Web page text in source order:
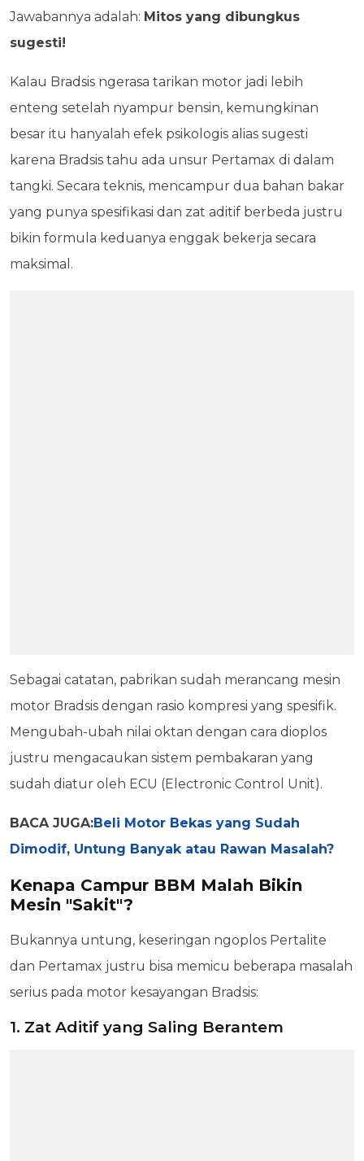
Jawabannya adalah: Mitos yang dibungkus
sugesti!
Kalau Bradsis ngerasa tarikan motor jadi lebih
enteng setelah nyampur bensin, kemungkinan
besar itu hanyalah efek psikologis alias sugesti
karena Bradsis tahu ada unsur Pertamax di dalam
tangki. Secara teknis, mencampur dua bahan bakar
yang punya spesifikasi dan zat aditif berbeda justru
bikin formula keduanya enggak bekerja secara
maksimal.
Sebagai catatan, pabrikan sudah merancang mesin
motor Bradsis dengan rasio kompresi yang spesifik.
Mengubah-ubah nilai oktan dengan cara dioplos
justru mengacaukan sistem pembakaran yang
sudah diatur oleh ECU (Electronic Control Unit).
BACA JUGA:Beli Motor Bekas yang Sudah
Dimodif, Untung Banyak atau Rawan Masalah?
Kenapa Campur BBM Malah Bikin
Mesin "Sakit"?
Bukannya untung, keseringan ngoplos Pertalite
dan Pertamax justru bisa memicu beberapa masalah
serius pada motor kesayangan Bradsis:
1. Zat Aditif yang Saling Berantem